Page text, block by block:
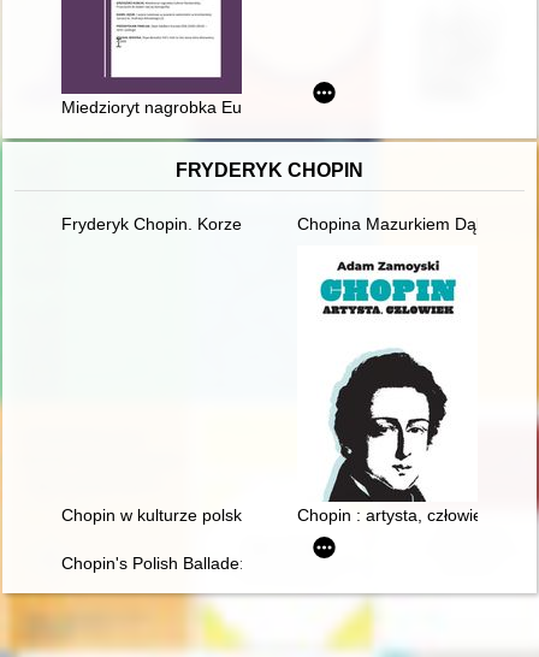
Miedzioryt nagrobka Eufemii Raciborskiej : przyczynek do
FRYDERYK CHOPIN
Fryderyk Chopin. Korzenie Chopina Mazurkiem
Chopin w kulturze polskiej Chopin : artysta, człowiek
Chopin's Polish Ballade: Op. 38 as Narrative of National